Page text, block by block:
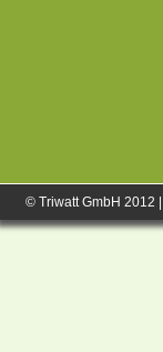
© Triwatt GmbH 2012 |